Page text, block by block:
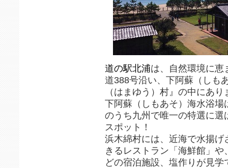
道の駅北浦は、自然環境に恵
道388号沿い、下阿蘇（しも
（はまゆう）村』の中にあり
下阿蘇（しもあそ）海水浴
のうち九州で唯一の特選に
スポット！
浜木綿村には、近海で水揚
きるレストラン「海鮮館」
どの宿泊施設、塩作りが見